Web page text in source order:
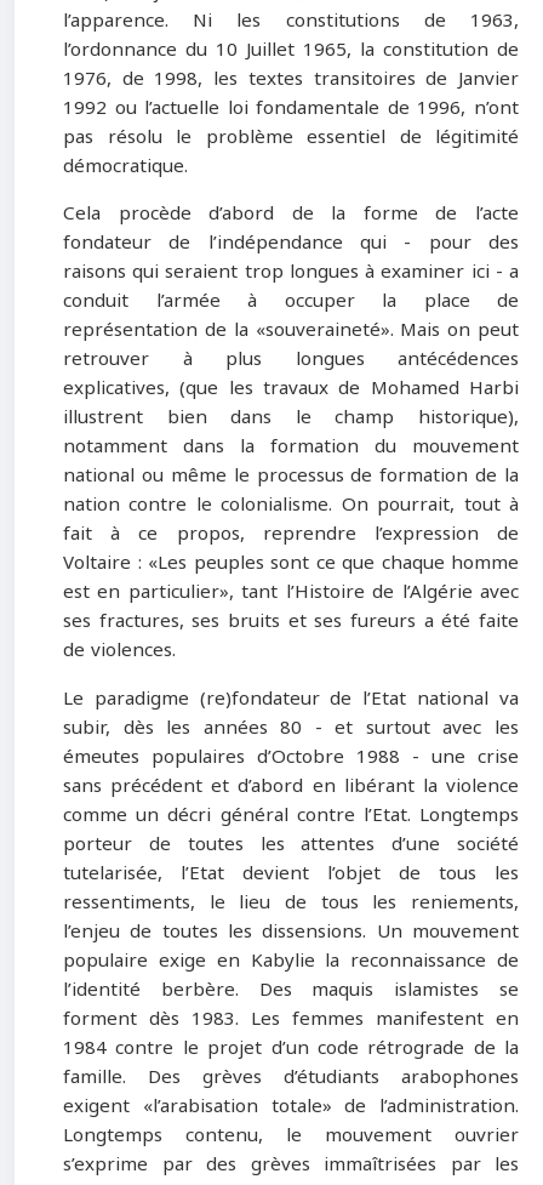
l’apparence. Ni les constitutions de 1963,
l’ordonnance du 10 Juillet 1965, la constitution de
1976, de 1998, les textes transitoires de Janvier
1992 ou l’actuelle loi fondamentale de 1996, n’ont
pas résolu le problème essentiel de légitimité
démocratique.
Cela procède d’abord de la forme de l’acte
fondateur de l’indépendance qui - pour des
raisons qui seraient trop longues à examiner ici - a
conduit l’armée à occuper la place de
représentation de la «souveraineté». Mais on peut
retrouver à plus longues antécédences
explicatives, (que les travaux de Mohamed Harbi
illustrent bien dans le champ historique),
notamment dans la formation du mouvement
national ou même le processus de formation de la
nation contre le colonialisme. On pourrait, tout à
fait à ce propos, reprendre l’expression de
Voltaire : «Les peuples sont ce que chaque homme
est en particulier», tant l’Histoire de l’Algérie avec
ses fractures, ses bruits et ses fureurs a été faite
de violences.
Le paradigme (re)fondateur de l’Etat national va
subir, dès les années 80 - et surtout avec les
émeutes populaires d’Octobre 1988 - une crise
sans précédent et d’abord en libérant la violence
comme un décri général contre l’Etat. Longtemps
porteur de toutes les attentes d’une société
tutelarisée, l’Etat devient l’objet de tous les
ressentiments, le lieu de tous les reniements,
l’enjeu de toutes les dissensions. Un mouvement
populaire exige en Kabylie la reconnaissance de
l’identité berbère. Des maquis islamistes se
forment dès 1983. Les femmes manifestent en
1984 contre le projet d’un code rétrograde de la
famille. Des grèves d’étudiants arabophones
exigent «l’arabisation totale» de l’administration.
Longtemps contenu, le mouvement ouvrier
s’exprime par des grèves immaîtrisées par les